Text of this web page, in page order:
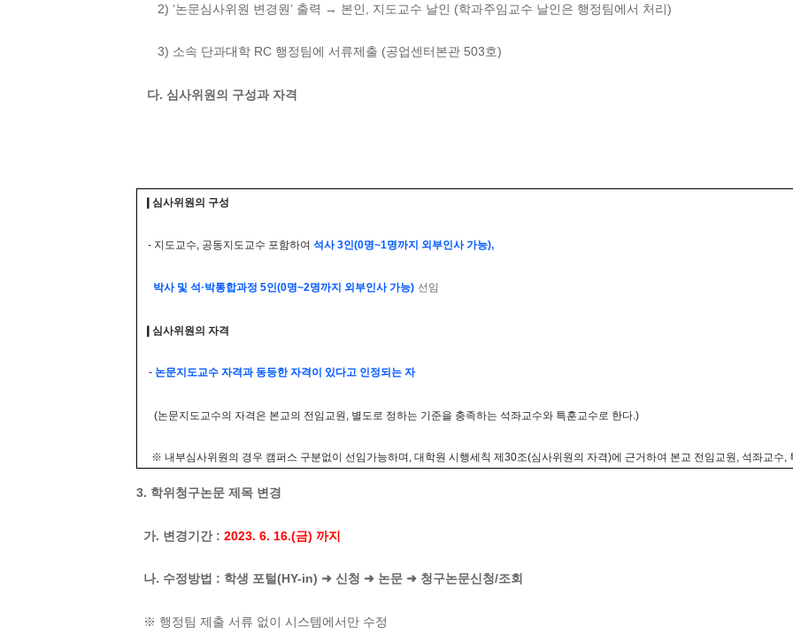
2) ‘논문심사위원 변경원’ 출력 → 본인, 지도교수 날인 (학과주임교수 날인은 행정팀에서 처리)
3) 소속 단과대학 RC 행정팀에 서류제출 (공업센터본관 503호)
다. 심사위원의 구성과 자격
❙심사위원의 구성
- 지도교수, 공동지도교수 포함하여 석사 3인(0명~1명까지 외부인사 가능),
박사 및 석·박통합과정 5인(0명~2명까지 외부인사 가능) 선임
❙심사위원의 자격
- 논문지도교수 자격과 동등한 자격이 있다고 인정되는 자
(논문지도교수의 자격은 본교의 전임교원, 별도로 정하는 기준을 충족하는 석좌교수와 특훈교수로 한다.)
※ 내부심사위원의 경우 캠퍼스 구분없이 선임가능하며, 대학원 시행세칙 제30조(심사위원의 자격)에 근거하여 본교 전임교원, 석좌교수,
3. 학위청구논문 제목 변경
가. 변경기간 : 2023. 6. 16.(금) 까지
나. 수정방법 : 학생 포털(HY-in) ➜ 신청 ➜ 논문 ➜ 청구논문신청/조회
※ 행정팀 제출 서류 없이 시스템에서만 수정